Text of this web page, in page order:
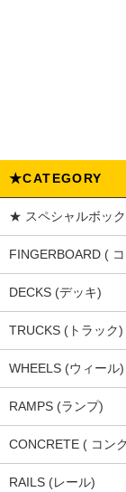
★CATEGORY
★ スペシャルボッ
FINGERBOARD (
DECKS (デッキ)
TRUCKS (トラック)
WHEELS (ウィール)
RAMPS (ランプ)
CONCRETE ( コン
RAILS (レール)